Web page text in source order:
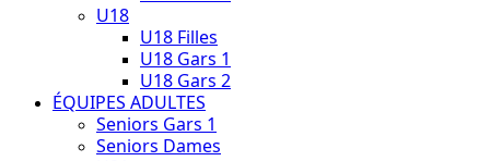
U18
U18 Filles
U18 Gars 1
U18 Gars 2
ÉQUIPES ADULTES
Seniors Gars 1
Seniors Dames